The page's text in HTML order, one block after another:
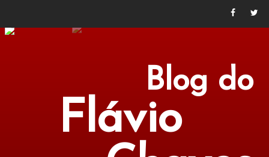
Blog do
Flávio